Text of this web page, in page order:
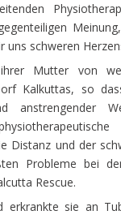
uns schweren
Mutter von
Kalkuttas, so
anstrengender
Distanz und der
Probleme bei
Rescue.
erkrankte sie an